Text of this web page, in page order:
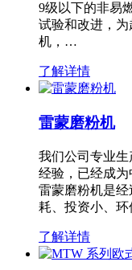
9级以下的非易
试验和改进，
机，…
了解详情
雷蒙磨粉机
我们公司专业
经验，已经成为
雷蒙磨粉机是
耗、投资小、
了解详情